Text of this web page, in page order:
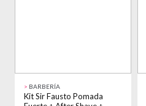
> BARBERÍA
Kit Sir Fausto Pomada